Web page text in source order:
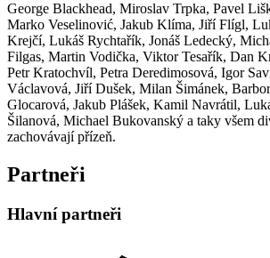
George Blackhead, Miroslav Trpka, Pavel
Marko Veselinović, Jakub Klíma, Jiří Flígl,
Krejčí, Lukáš Rychtařík, Jonáš Ledecký,
Filgas, Martin Vodička, Viktor Tesařík, Dan
Petr Kratochvíl, Petra Deredimosová, Igor
Václavová, Jiří Dušek, Milan Šimánek,
Glocarová, Jakub Plášek, Kamil Navrátil,
Šilanová, Michael Bukovanský a taky všem
zachovávají přízeň.
Partneři
Hlavní partneři